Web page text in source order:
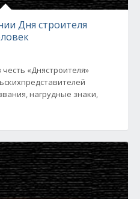
Дня строителя
«Днястроителя»
нагрудные знаки,